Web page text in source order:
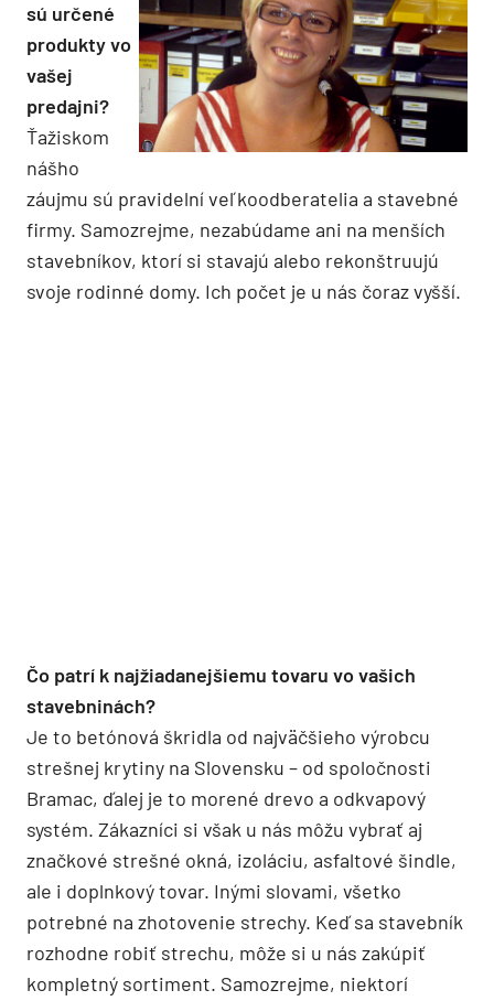
sú určené
produkty vo
vašej
predajni?
Ťažiskom
nášho
záujmu sú pravidelní veľkoodberatelia a stavebné
firmy. Samozrejme, nezabúdame ani na menších
stavebníkov, ktorí si stavajú alebo rekonštruujú
svoje rodinné domy. Ich počet je u nás čoraz vyšší.
Čo patrí k najžiadanejšiemu tovaru vo vašich
stavebninách?
Je to betónová škridla od najväčšieho výrobcu
strešnej krytiny na Slovensku – od spoločnosti
Bramac, ďalej je to morené drevo a odkvapový
systém. Zákazníci si však u nás môžu vybrať aj
značkové strešné okná, izoláciu, asfaltové šindle,
ale i doplnkový tovar. Inými slovami, všetko
potrebné na zhotovenie strechy. Keď sa stavebník
rozhodne robiť strechu, môže si u nás zakúpiť
kompletný sortiment. Samozrejme, niektorí